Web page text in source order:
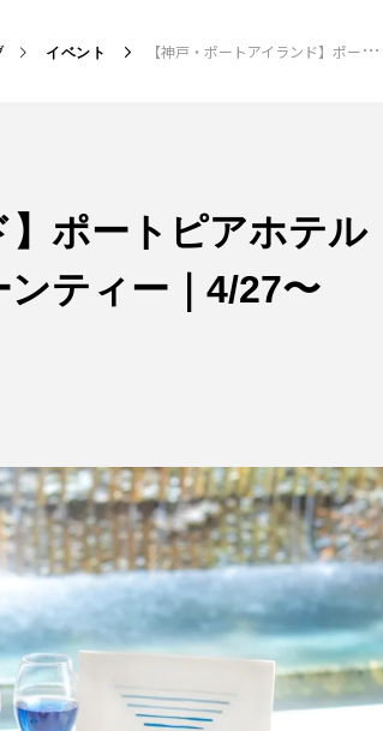
イベント 【神戸・ポートアイランド】ポートピアホテル×アトア コラボアフタヌーンティー｜4/27〜6/28
】ポートピアホテル
ティー｜4/27〜